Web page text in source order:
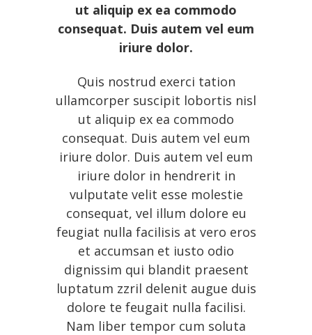
ut aliquip ex ea commodo
consequat. Duis autem vel eum
iriure dolor.
Quis nostrud exerci tation
ullamcorper suscipit lobortis nisl
ut aliquip ex ea commodo
consequat. Duis autem vel eum
iriure dolor. Duis autem vel eum
iriure dolor in hendrerit in
vulputate velit esse molestie
consequat, vel illum dolore eu
feugiat nulla facilisis at vero eros
et accumsan et iusto odio
dignissim qui blandit praesent
luptatum zzril delenit augue duis
dolore te feugait nulla facilisi.
Nam liber tempor cum soluta